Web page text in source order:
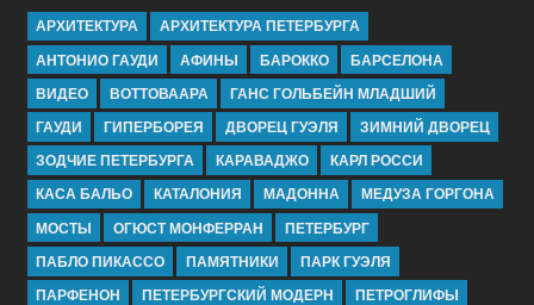
АРХИТЕКТУРА
АРХИТЕКТУРА ПЕТЕРБУРГА
АНТОНИО ГАУДИ
АФИНЫ БАРОККО
БАРСЕЛОНА
ВИДЕО
ВОТТОВААРА
ГАНС ГОЛЬБЕЙН МЛАДШИЙ
ГАУДИ
ГИПЕРБОРЕЯ ДВОРЕЦ ГУЭЛЯ
ЗИМНИЙ ДВОРЕЦ
ЗОДЧИЕ ПЕТЕРБУРГА
КАРАВАДЖО
КАРЛ РОССИ
КАСА БАЛЬО
КАТАЛОНИЯ МАДОННА
МЕДУЗА ГОРГОНА
МОСТЫ
ОГЮСТ МОНФЕРРАН
ПЕТЕРБУРГ
ПАБЛО ПИКАССО
ПАМЯТНИКИ
ПАРК ГУЭЛЯ
ПАРФЕНОН
ПЕТЕРБУРГСКИЙ МОДЕРН ПЕТРОГЛИФЫ